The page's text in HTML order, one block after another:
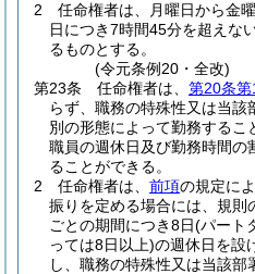
2
任命権者は、月曜日から金
日につき7時間45分を超えな
るものとする。
(令元条例20・全改)
第23条
任命権者は、 第20条第
らず、職務の特殊性又は当
別の形態によって勤務するこ
職員の週休日及び勤務時間の
ることができる。
2
任命権者は、 前項の規定に
振りを定める場合には、規則
ごとの期間につき8日(パート
っては8日以上)の週休日を設
し、職務の特殊性又は当該